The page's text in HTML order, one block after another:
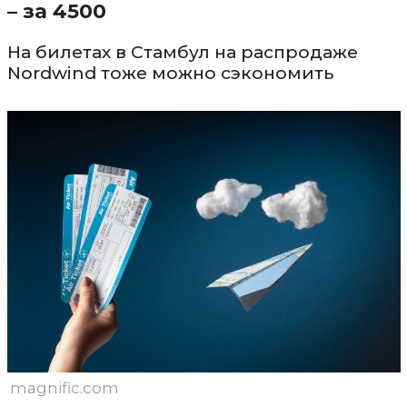
– за 4500
На билетах в Стамбул на распродаже
Nordwind тоже можно сэкономить
magnific.com